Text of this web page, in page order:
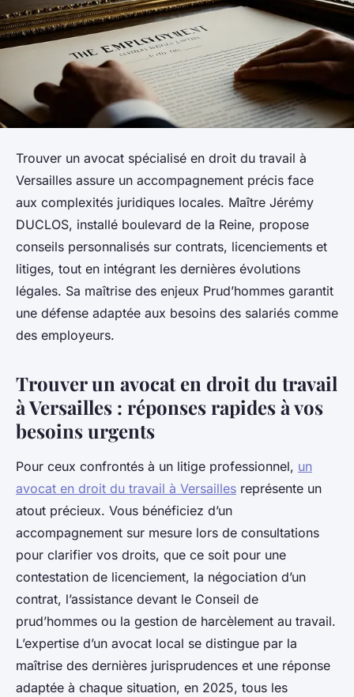
Trouver un avocat spécialisé en droit du travail à
Versailles assure un accompagnement précis face
aux complexités juridiques locales. Maître Jérémy
DUCLOS, installé boulevard de la Reine, propose
conseils personnalisés sur contrats, licenciements et
litiges, tout en intégrant les dernières évolutions
légales. Sa maîtrise des enjeux Prud’hommes garantit
une défense adaptée aux besoins des salariés comme
des employeurs.
Trouver un avocat en droit du travail
à Versailles : réponses rapides à vos
besoins urgents
Pour ceux confrontés à un litige professionnel, un
avocat en droit du travail à Versailles représente un
atout précieux. Vous bénéficiez d’un
accompagnement sur mesure lors de consultations
pour clarifier vos droits, que ce soit pour une
contestation de licenciement, la négociation d’un
contrat, l’assistance devant le Conseil de
prud’hommes ou la gestion de harcèlement au travail.
L’expertise d’un avocat local se distingue par la
maîtrise des dernières jurisprudences et une réponse
adaptée à chaque situation, en 2025, tous les